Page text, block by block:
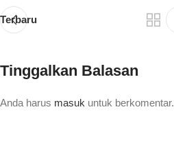
Terbaru
Tinggalkan Balasan
Anda harus masuk untuk berkomentar.